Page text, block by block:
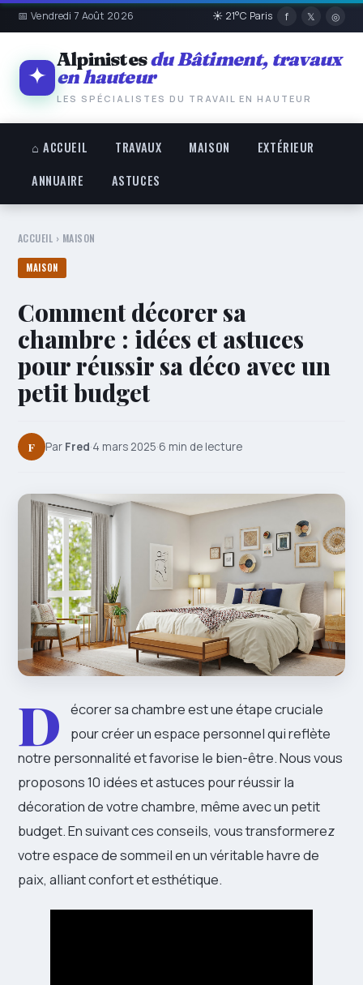
📅 Vendredi 7 Août 2026 ☀ 21°C Paris f 𝕏 ◎
Alpinistesdu Bâtiment, travaux
en hauteur
LES SPÉCIALISTES DU TRAVAIL EN HAUTEUR
⌂ ACCUEIL TRAVAUX MAISON
EXTÉRIEUR
ANNUAIRE
ASTUCES
ACCUEIL › MAISON
MAISON
Comment décorer sa
chambre : idées et astuces
pour réussir sa déco avec un
petit budget
F Par Fred·4 mars 2025·6 min de lecture
D
écorer sa chambre est une étape cruciale
pour créer un espace personnel qui reflète
notre personnalité et favorise le bien-être. Nous vous
proposons 10 idées et astuces pour réussir la
décoration de votre chambre, même avec un petit
budget. En suivant ces conseils, vous transformerez
votre espace de sommeil en un véritable havre de
paix, alliant confort et esthétique.